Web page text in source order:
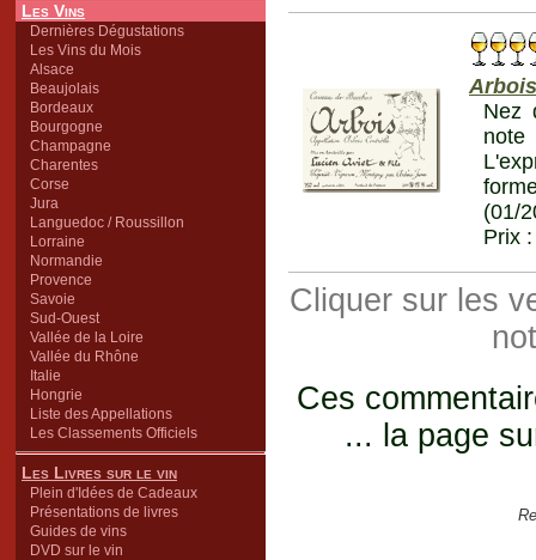
Les Vins
Dernières Dégustations
Les Vins du Mois
Alsace
Beaujolais
Bordeaux
Bourgogne
Champagne
Charentes
Corse
Jura
Languedoc / Roussillon
Lorraine
Normandie
Provence
Savoie
Sud-Ouest
Vallée de la Loire
Vallée du Rhône
Italie
Hongrie
Liste des Appellations
Les Classements Officiels
Les Livres sur le vin
Plein d'Idées de Cadeaux
Présentations de livres
Guides de vins
DVD sur le vin
Arbois
Nez
note
(01/
Prix
Cliquer sur les
Ces
... la page